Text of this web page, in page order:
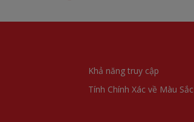
Khả năng truy cập
Tính Chính Xác về Màu Sắc